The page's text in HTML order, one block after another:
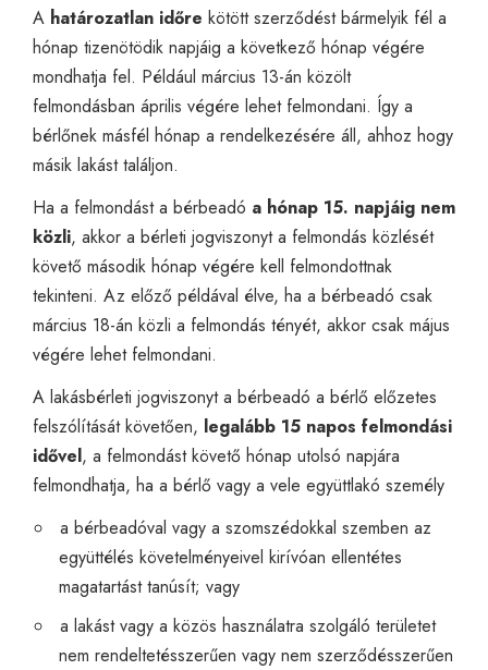
A határozatlan időre kötött szerződést bármelyik fél a
hónap tizenötödik napjáig a következő hónap végére
mondhatja fel. Például március 13-án közölt
felmondásban április végére lehet felmondani. Így a
bérlőnek másfél hónap a rendelkezésére áll, ahhoz hogy
másik lakást találjon.
Ha a felmondást a bérbeadó a hónap 15. napjáig nem
közli, akkor a bérleti jogviszonyt a felmondás közlését
követő második hónap végére kell felmondottnak
tekinteni. Az előző példával élve, ha a bérbeadó csak
március 18-án közli a felmondás tényét, akkor csak május
végére lehet felmondani.
A lakásbérleti jogviszonyt a bérbeadó a bérlő előzetes
felszólítását követően, legalább 15 napos felmondási
idővel, a felmondást követő hónap utolsó napjára
felmondhatja, ha a bérlő vagy a vele együttlakó személy
a bérbeadóval vagy a szomszédokkal szemben az
együttélés követelményeivel kirívóan ellentétes
magatartást tanúsít; vagy
a lakást vagy a közös használatra szolgáló területet
nem rendeltetésszerűen vagy nem szerződésszerűen